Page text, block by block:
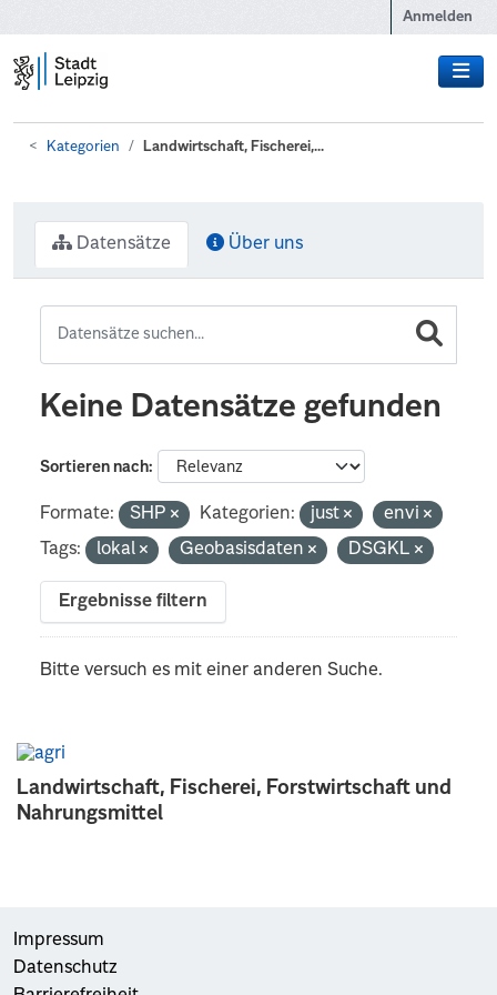
Anmelden
Kategorien Landwirtschaft, Fischerei,...
Landwirtschaft, Fischerei, Forstwirtschaft und
Nahrungsmittel
Datensätze Über uns
Keine Datensätze gefunden
Sortieren nach
Formate: SHP Kategorien: just
envi
Tags:
lokal Geobasisdaten DSGKL
Ergebnisse filtern
Bitte versuch es mit einer anderen Suche.
Impressum
Datenschutz